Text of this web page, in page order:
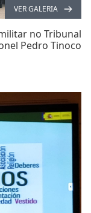
VER GALERIA
no Tribunal
Pedro Tinoco